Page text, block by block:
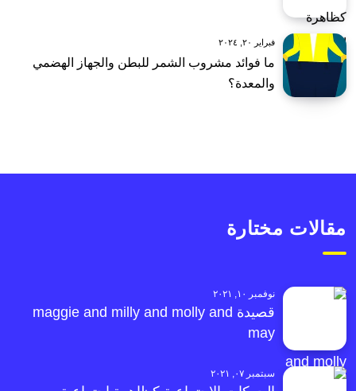
فبراير ٢٠, ٢٠٢٤
ما فوائد مشروب الشمر للبطن والجهاز الهضمي
والمعدة؟
مقالات مختارة
نوفمبر ١٠, ٢٠٢١
قصيدة maggie and milly and molly and
may
سبتمبر ٠٧, ٢٠٢١